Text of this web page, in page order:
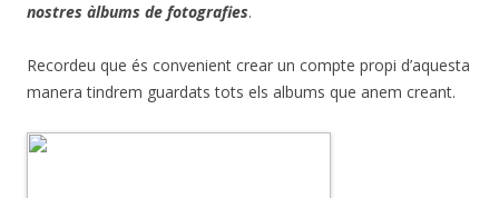
nostres àlbums de fotografies.
Recordeu que és convenient crear un compte propi d’aquesta
manera tindrem guardats tots els albums que anem creant.